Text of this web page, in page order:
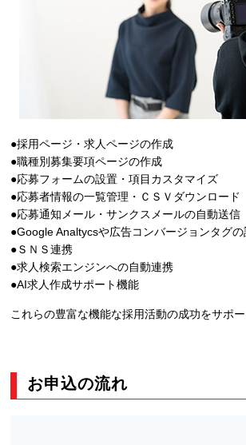
●採用ページ・求人ページの作成
●職種別募集要項ページの作成
●応募フォームの設置・項目カスタマイズ
●応募者情報の一覧管理・ＣＳＶダウンロード
●応募通知メール・サンクスメールの自動送信
●Google Analtycsや広告コンバージョンタグの
●ＳＮＳ連携
●求人検索エンジンへの自動連携
●AI求人作成サポート機能
これらの豊富な機能な採用活動の成功をサポー
お申込の流れ